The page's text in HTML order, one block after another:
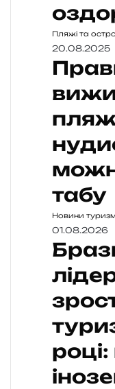
Пляжі та
20.08.2025
табу
Новини
01.08.2026
році: